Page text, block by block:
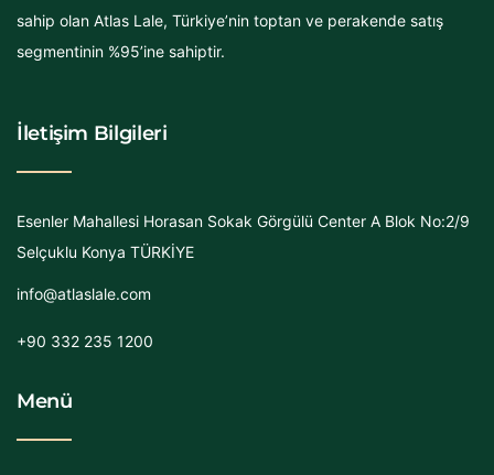
sahip olan Atlas Lale, Türkiye’nin toptan ve perakende satış
segmentinin %95’ine sahiptir.
İletişim Bilgileri
Esenler Mahallesi Horasan Sokak Görgülü Center A Blok No:2/9
Selçuklu Konya TÜRKİYE
info@atlaslale.com
+90 332 235 1200
Menü